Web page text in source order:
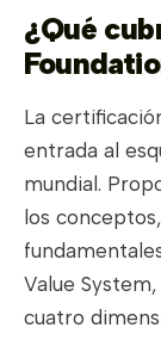
¿Qué
La
entrada al
mundial.
los
Value
cuatro